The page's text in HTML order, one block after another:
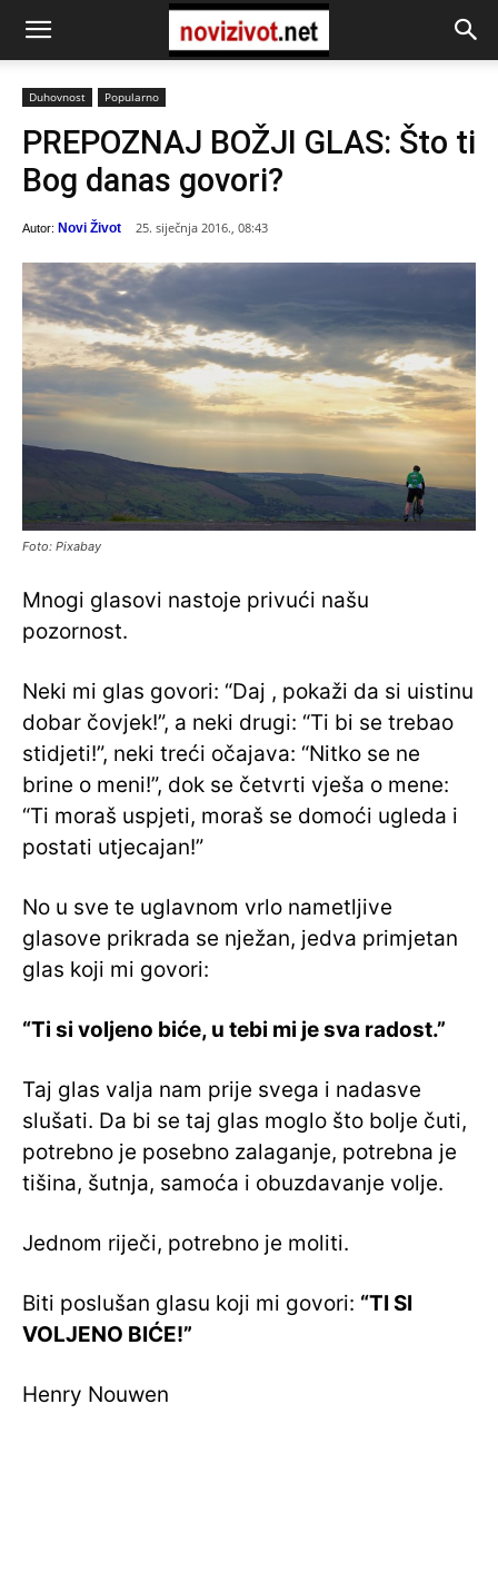
Duhovnost Popularno
PREPOZNAJ BOŽJI GLAS: Što ti
Bog danas govori?
Autor: Novi Život 25. siječnja 2016., 08:43
Foto: Pixabay
Mnogi glasovi nastoje privući našu
pozornost.
Neki mi glas govori: “Daj , pokaži da si uistinu
dobar čovjek!”, a neki drugi: “Ti bi se trebao
stidjeti!”, neki treći očajava: “Nitko se ne
brine o meni!”, dok se četvrti vješa o mene:
“Ti moraš uspjeti, moraš se domoći ugleda i
postati utjecajan!”
No u sve te uglavnom vrlo nametljive
glasove prikrada se nježan, jedva primjetan
glas koji mi govori:
“Ti si voljeno biće, u tebi mi je sva radost.”
Taj glas valja nam prije svega i nadasve
slušati. Da bi se taj glas moglo što bolje čuti,
potrebno je posebno zalaganje, potrebna je
tišina, šutnja, samoća i obuzdavanje volje.
Jednom riječi, potrebno je moliti.
Biti poslušan glasu koji mi govori: “TI SI
VOLJENO BIĆE!”
Henry Nouwen